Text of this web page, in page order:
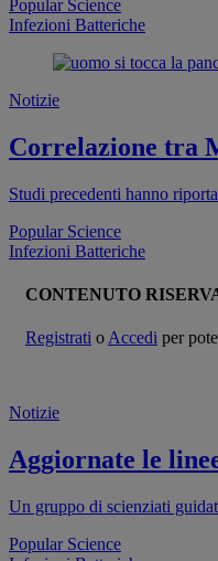
Popular Science
Infezioni Batteriche
Notizie
Correlazione tra
Studi precedenti hanno
Popular Science
Infezioni Batteriche
CONTENUTO
Registrati o Accedi per
Notizie
Aggiornate le
Un gruppo di scienziati
Popular Science